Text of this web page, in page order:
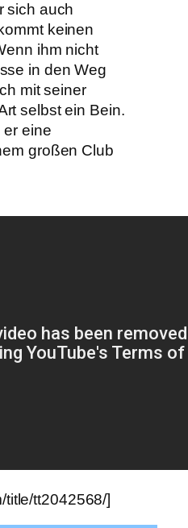
sich auch
keinen
ihm nicht
in den Weg
mit seiner
selbst ein Bein.
er eine
großen Club
title/tt2042568/]